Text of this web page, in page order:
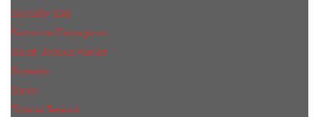
Salvador Dali
Salvatore Ferragamo
Sarah Jessica Parker
Shiseido
Sisley
Tiziana Terenzi